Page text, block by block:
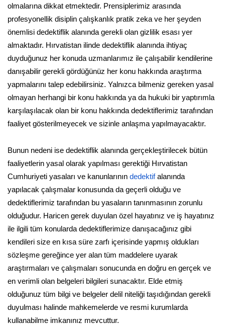
olmalarına dikkat etmektedir. Prensiplerimiz arasında
profesyonellik disiplin çalışkanlık pratik zeka ve her şeyden
önemlisi dedektiflik alanında gerekli olan gizlilik esası yer
almaktadır. Hırvatistan ilinde dedektiflik alanında ihtiyaç
duyduğunuz her konuda uzmanlarımız ile çalışabilir kendilerine
danışabilir gerekli gördüğünüz her konu hakkında araştırma
yapmalarını talep edebilirsiniz. Yalnızca bilmeniz gereken yasal
olmayan herhangi bir konu hakkında ya da hukuki bir yaptırımla
karşılaşılacak olan bir konu hakkında dedektiflerimiz tarafından
faaliyet gösterilmeyecek ve sizinle anlaşma yapılmayacaktır.
Bunun nedeni ise dedektiflik alanında gerçekleştirilecek bütün
faaliyetlerin yasal olarak yapılması gerektiği Hırvatistan
Cumhuriyeti yasaları ve kanunlarının dedektifalanında
yapılacak çalışmalar konusunda da geçerli olduğu ve
dedektiflerimiz tarafından bu yasaların tanınmasının zorunlu
olduğudur. Haricen gerek duyulan özel hayatınız ve iş hayatınız
ile ilgili tüm konularda dedektiflerimize danışacağınız gibi
kendileri size en kısa süre zarfı içerisinde yapmış oldukları
sözleşme gereğince yer alan tüm maddelere uyarak
araştırmaları ve çalışmaları sonucunda en doğru en gerçek ve
en verimli olan belgeleri bilgileri sunacaktır. Elde etmiş
olduğunuz tüm bilgi ve belgeler delil niteliği taşıdığından gerekli
duyulması halinde mahkemelerde ve resmi kurumlarda
kullanabilme imkanınız mevcuttur.